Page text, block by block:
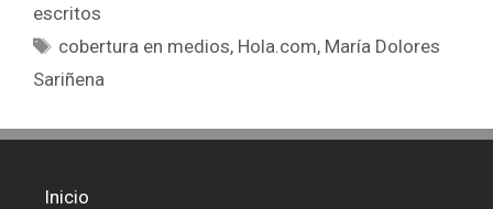
escritos
Etiquetas
cobertura en medios, Hola.com, María Dolores
Sariñena
Inicio